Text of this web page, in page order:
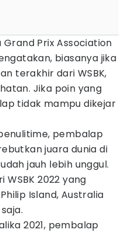
Prix Association
biasanya jika
terakhir dari WSBK,
Jika poin yang
tidak mampu dikejar
pembalap
juara dunia di
jauh lebih unggul.
WSBK 2022 yang
Island, Australia
2021, pembalap